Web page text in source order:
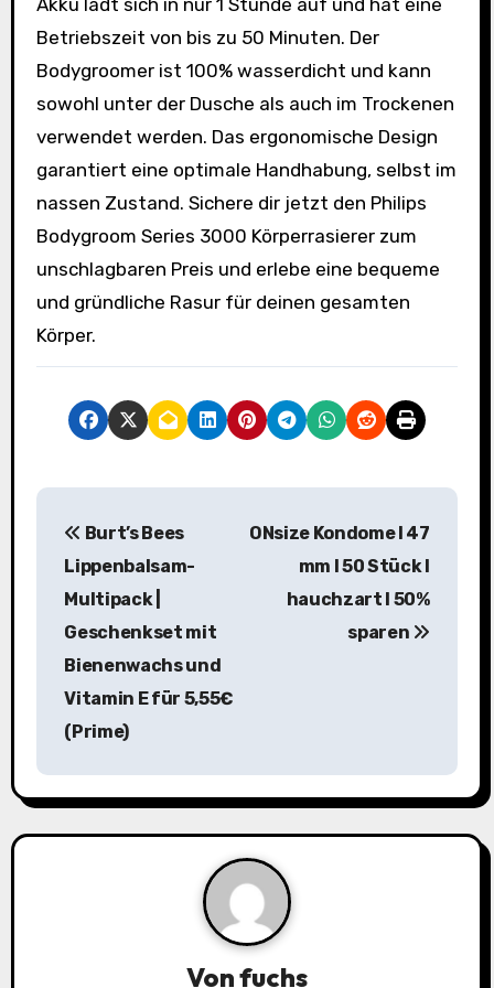
Akku lädt sich in nur 1 Stunde auf und hat eine
Betriebszeit von bis zu 50 Minuten. Der
Bodygroomer ist 100% wasserdicht und kann
sowohl unter der Dusche als auch im Trockenen
verwendet werden. Das ergonomische Design
garantiert eine optimale Handhabung, selbst im
nassen Zustand. Sichere dir jetzt den Philips
Bodygroom Series 3000 Körperrasierer zum
unschlagbaren Preis und erlebe eine bequeme
und gründliche Rasur für deinen gesamten
Körper.
B
g
s
Burt’s Bees
Lippenbalsam-
Multipack |
Geschenkset mit
Bienenwachs und
Vitamin E für 5,55€
(Prime)
ONsize Kondome I 47
mm I 50 Stück I
hauchzart I 50%
sparen
Vonfuchs